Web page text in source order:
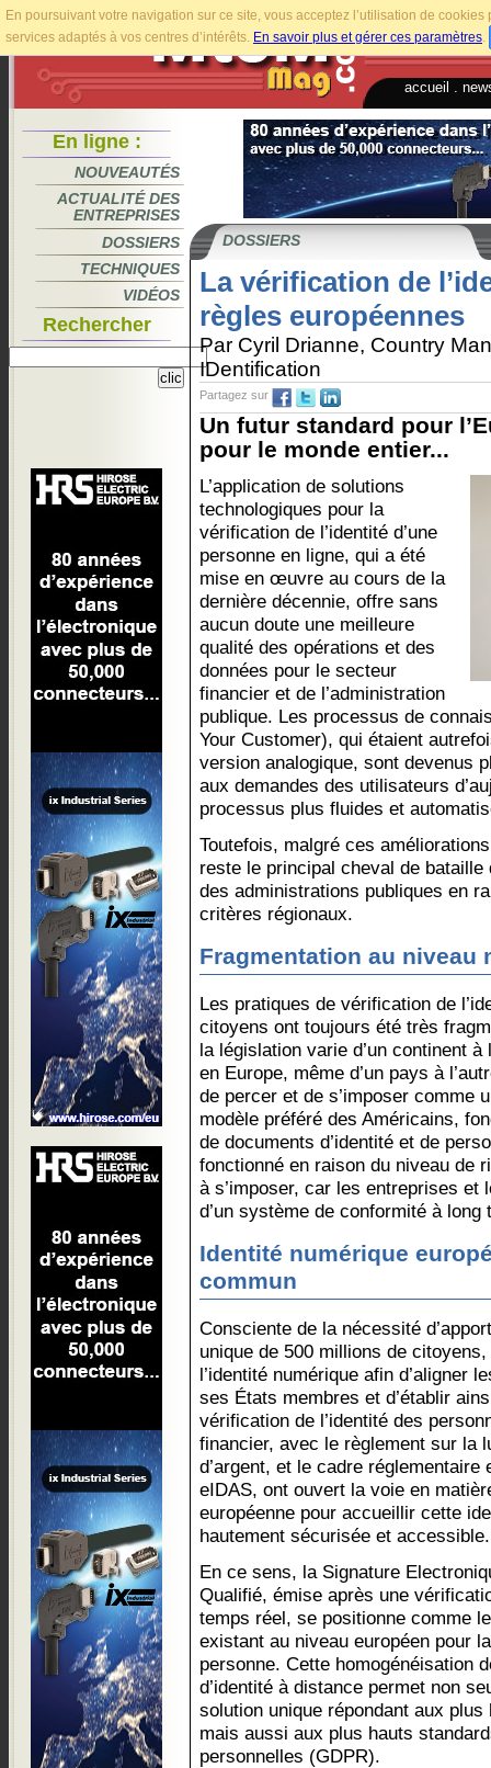
En poursuivant votre navigation sur ce site, vous acceptez l’utilisation de
services adaptés à vos centres d’intérêts. En savoir plus et gérer ces paramètres.
accueil
En ligne :
NOUVEAUTÉS
ACTUALITÉ DES
ENTREPRISES
DOSSIERS
TECHNIQUES
VIDÉOS
Rechercher
DOSSIERS
La vérification de
règles européennes
Par Cyril Drianne, Country
IDentification
Partagez sur
Un futur standard pour
pour le monde entier...
L’application de solutions
technologiques pour la
vérification de l’identité d’une
personne en ligne, qui a été
mise en œuvre au cours de la
dernière décennie, offre sans
aucun doute une meilleure
qualité des opérations et des
données pour le secteur
financier et de l’administration
publique. Les processus de
Your Customer), qui étaient
version analogique, sont devenus
aux demandes des utilisateurs
processus plus fluides et
Toutefois, malgré ces
reste le principal cheval de
des administrations publiques en
critères régionaux.
Fragmentation au niveau
Les pratiques de vérification de
citoyens ont toujours été très
la législation varie d’un continent à
en Europe, même d’un pays à
de percer et de s’imposer comme
modèle préféré des Américains,
de documents d’identité et de
fonctionné en raison du niveau de
à s’imposer, car les entreprises et
d’un système de conformité à long
Identité numérique
commun
Consciente de la nécessité
unique de 500 millions de
l’identité numérique afin d’aligner
ses États membres et d’établir
vérification de l’identité des
financier, avec le règlement sur la
d’argent, et le cadre
eIDAS, ont ouvert la voie en
européenne pour accueillir cette
hautement sécurisée et accessible.
En ce sens, la Signature
Qualifié, émise après une
temps réel, se positionne comme
existant au niveau européen pour
personne. Cette homogénéisation
d’identité à distance permet non
solution unique répondant aux
mais aussi aux plus hauts
personnelles (GDPR).